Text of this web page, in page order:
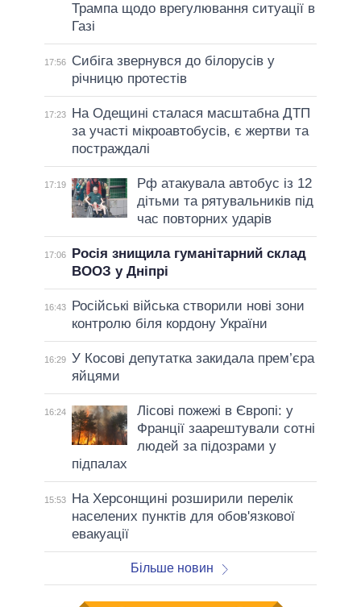
Трампа щодо врегулювання ситуації в
Газі
17:56
Сибіга звернувся до білорусів у
річницю протестів
17:23
На Одещині сталася масштабна ДТП
за участі мікроавтобусів, є жертви та
постраждалі
17:19
Рф атакувала автобус із 12
дітьми та рятувальників під
час повторних ударів
17:06
Росія знищила гуманітарний склад
ВООЗ у Дніпрі
16:43
Російські війська створили нові зони
контролю біля кордону України
16:29 У Косові депутатка закидала прем’єра
яйцями
16:24
Лісові пожежі в Європі: у
Франції заарештували сотні
людей за підозрами у
підпалах
15:53
На Херсонщині розширили перелік
населених пунктів для обов'язкової
евакуації
Більше новин